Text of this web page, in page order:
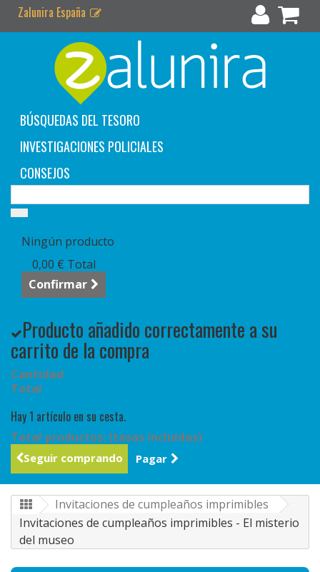
Zalunira España
BÚSQUEDAS DEL TESORO
INVESTIGACIONES POLICIALES
CONSEJOS
Ningún producto
0,00 € Total
Confirmar
Producto añadido correctamente a su
carrito de la compra
Cantidad
Total
Hay 1 artículo en su cesta.
Total productos: (tasas incluídas)
Seguir comprando Pagar
Invitaciones de cumpleaños imprimibles
Invitaciones de cumpleaños imprimibles - El misterio
del museo